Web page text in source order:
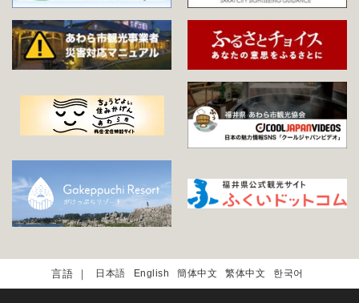
日本語 English 簡体中文 繁体中文 한국어